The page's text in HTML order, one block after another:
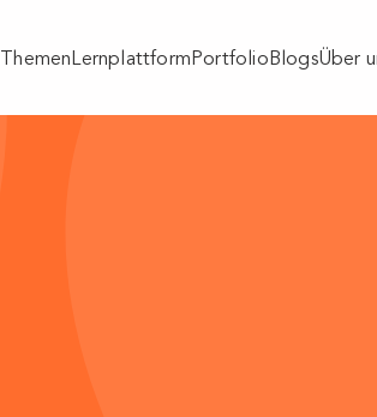
ThemenLernplattformPortfolioBlogsÜber